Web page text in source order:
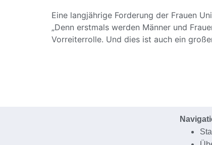
Eine langjährige Forderung der Frauen
„Denn erstmals werden Männer und
Vorreiterrolle. Und dies ist auch ein